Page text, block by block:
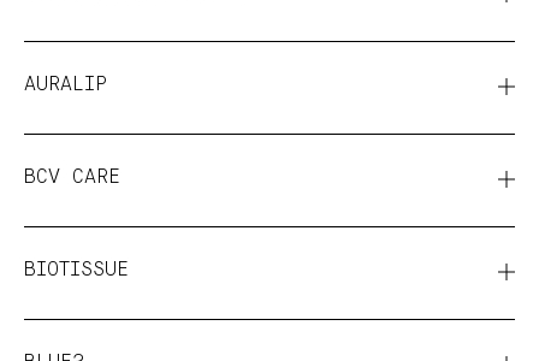
AURALIP
BCV CARE
BIOTISSUE